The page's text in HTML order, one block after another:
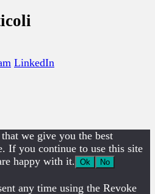
LinkedIn
we give you the best
If you continue to use this site
happy with it. Ok
No
any time using the Revoke